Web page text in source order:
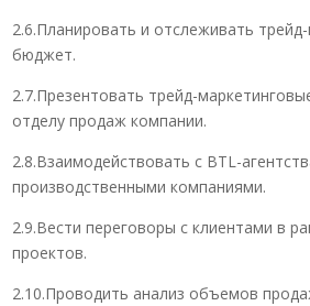
2.6.Планировать и отслеживать
бюджет.
2.7.Презентовать трейд-
отделу продаж компании.
2.8.Взаимодействовать с BTL-
производственными компаниями.
2.9.Вести переговоры с клиентами в
проектов.
2.10.Проводить анализ объемов